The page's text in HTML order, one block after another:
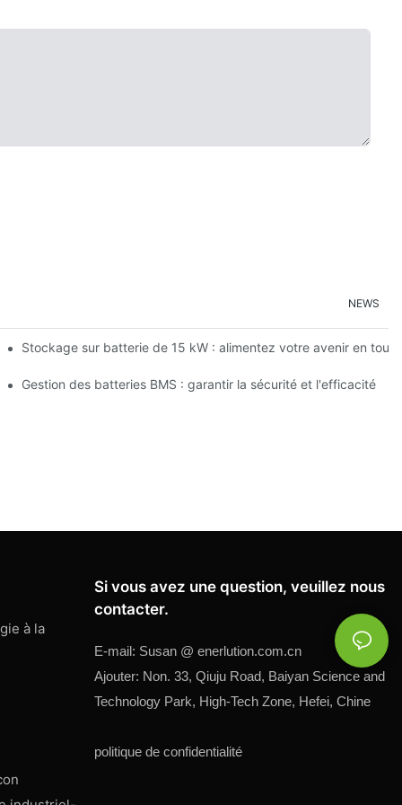
NEWS
des énergies renouvelables
Stockage sur batterie de 15 kW : alimentez votre avenir en
Gestion des batteries BMS : garantir la sécurité et l'efficacité
à la
Si vous avez une question, veuillez nous
contacter.
E-mail: Susan @ enerlution.com.cn
Ajouter: Non. 33, Qiuju Road, Baiyan Science and
Technology Park, High-Tech Zone, Hefei, Chine
politique de confidentialité